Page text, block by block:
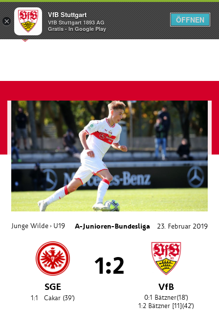
Menü
Junge Wilde › U19 A-Junioren-Bundesliga 23. Februar 2019
SGE
1:1 Cakar(39')
1:2
VfB
0:1 Bätzner(18')
1:2 Bätzner [11](42')
×
VfB Stuttgart
VfB Stuttgart 1893 AG
Gratis - In Google Play
ÖFFNEN